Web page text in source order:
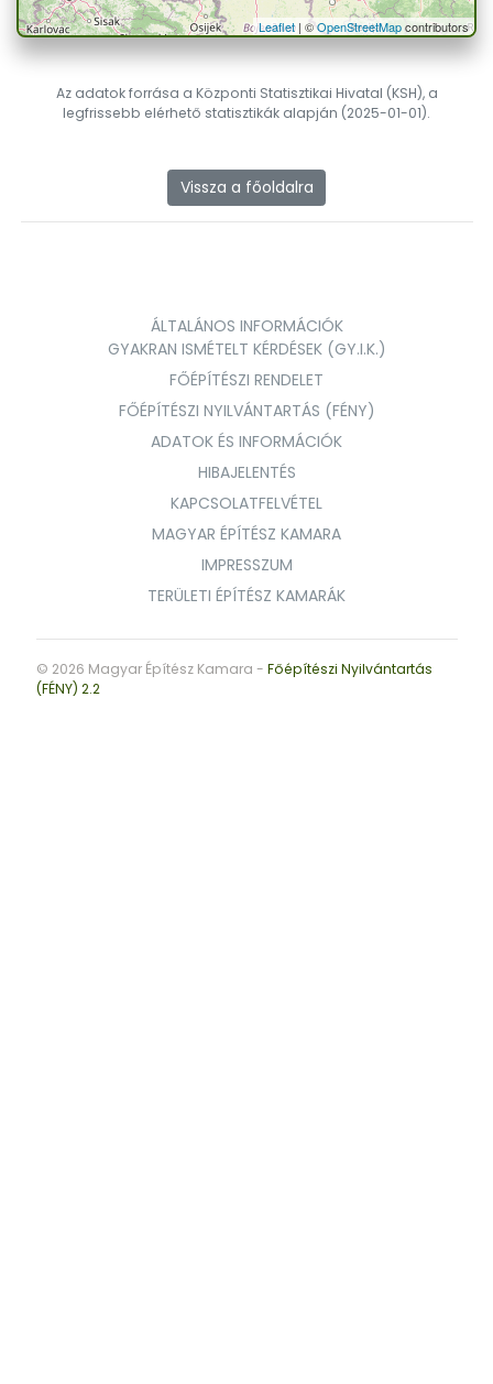
Leaflet| ©OpenStreetMapcontributors
Az adatok forrása a Központi Statisztikai Hivatal (KSH), a
legfrissebb elérhető statisztikák alapján (2025-01-01).
Vissza a főoldalra
ÁLTALÁNOS INFORMÁCIÓK
GYAKRAN ISMÉTELT KÉRDÉSEK (GY.I.K.)
FŐÉPÍTÉSZI RENDELET
FŐÉPÍTÉSZI NYILVÁNTARTÁS (FÉNY)
ADATOK ÉS INFORMÁCIÓK
HIBAJELENTÉS
KAPCSOLATFELVÉTEL
MAGYAR ÉPÍTÉSZ KAMARA
IMPRESSZUM
TERÜLETI ÉPÍTÉSZ KAMARÁK
© 2026 Magyar Építész Kamara - Főépítészi Nyilvántartás
(FÉNY) 2.2